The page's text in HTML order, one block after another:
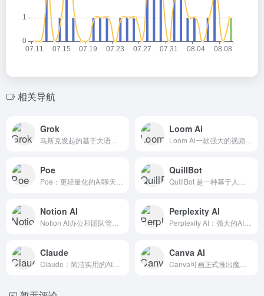
相关导航
Grok Loom Ai
Poe QuillBot
Notion AI Perplexity AI
Claude Canva AI